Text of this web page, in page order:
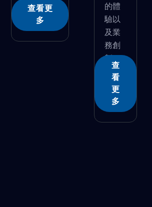
查看更
多
的體
驗以
及業
務創
新。
查
看
更
多